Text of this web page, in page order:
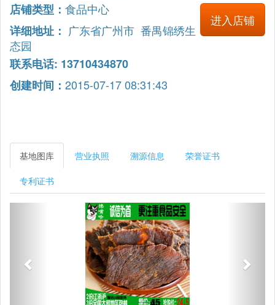
店铺类型： 食品中心
进入店铺
详细地址： 广东省广州市 番禺锦绣生
态园
联系电话: 13710434870
创建时间： 2015-07-17 08:31:43
基地图库 营业执照 溯源信息 荣誉证书
专利证书